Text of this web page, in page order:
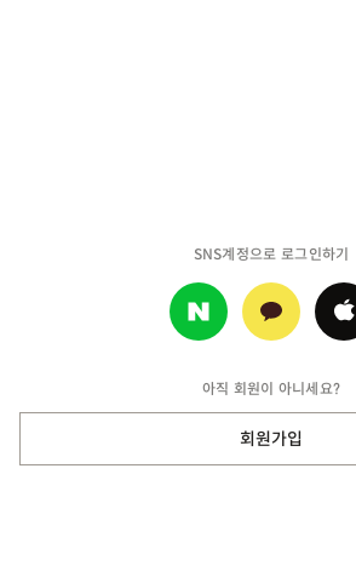
SNS계정으로 로그인하기
아직 회원이 아니세요?
회원가입